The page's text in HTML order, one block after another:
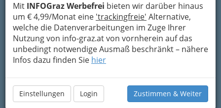
Mit INFOGraz Werbefrei bieten wir darüber hinaus
um € 4,99/Monat eine 'trackingfreie' Alternative,
welche die Datenverarbeitungen im Zuge Ihrer
Nutzung von info-graz.at von vornherein auf das
unbedingt notwendige Ausmaß beschränkt – nähere
Infos dazu finden Sie hier
Einstellungen Login Zustimmen & Weiter
Navigation
Schuhzubehörhandel
Schuhhandel - schöne und gesunde
Schuhe für Sie